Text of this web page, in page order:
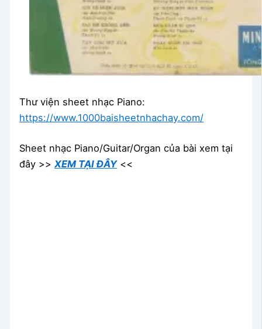
Thư viện sheet nhạc Piano:
https://www.1000baisheetnhachay.com/
Sheet nhạc Piano/Guitar/Organ của bài xem tại
đây >>XEM TẠI ĐÂY<<